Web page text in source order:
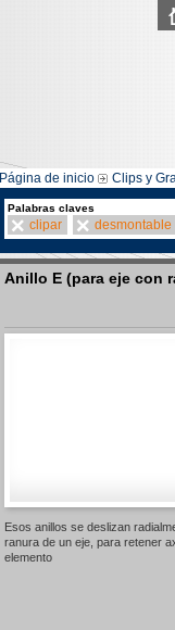
Página de inicio Clips y
Palabras claves
clipar desmontable
Anillo E (para eje con
Esos anillos se deslizan
ranura de un eje, para retener
elemento